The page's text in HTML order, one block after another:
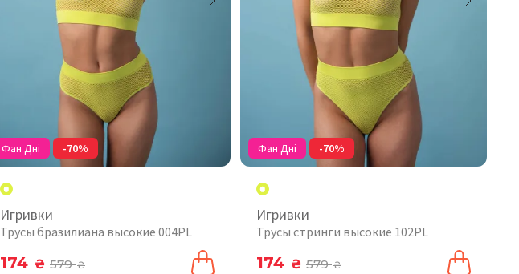
Фан Дні -70%
Игривки
Трусы бразилиана высокие 004PL
174 ₴ 579₴
Фан Дні -70%
Игривки
Трусы стринги высокие 102PL
174 ₴ 579₴